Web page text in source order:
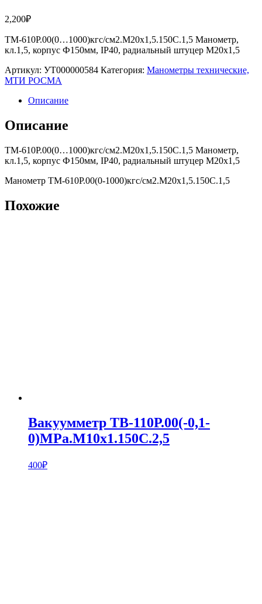
2,200₽
ТМ-610Р.00(0…1000)кгс/см2.M20х1,5.150С.1,5 Манометр,
кл.1,5, корпус Ф150мм, IP40, радиальный штуцер М20х1,5
Артикул: УТ000000584 Категория: Манометры технические,
МТИ РОСМА
Описание
Описание
ТМ-610Р.00(0…1000)кгс/см2.M20х1,5.150С.1,5 Манометр,
кл.1,5, корпус Ф150мм, IP40, радиальный штуцер М20х1,5
Манометр ТМ-610Р.00(0-1000)кгс/см2.M20х1,5.150С.1,5
Похожие
Вакуумметр ТВ-110Р.00(-0,1-
0)MPa.M10х1.150С.2,5
400₽